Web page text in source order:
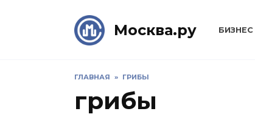
Москва.ру БИЗНЕС
ГЛАВНАЯ » ГРИБЫ
грибы